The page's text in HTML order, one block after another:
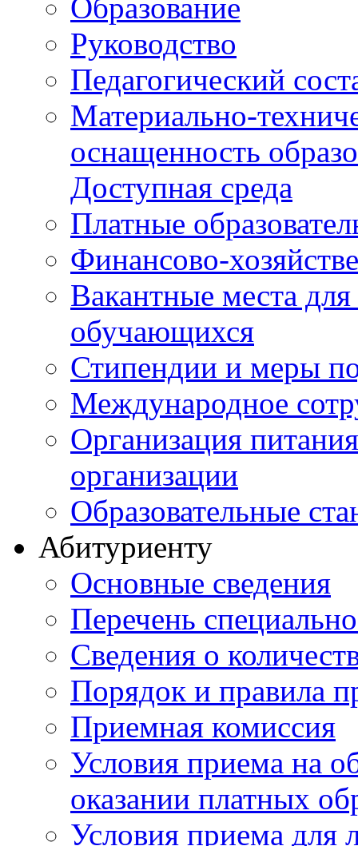
Образование
Руководство
Педагогический
Материально-
оснащенность
Доступная среда
Платные
Финансово-
Вакантные места
обучающихся
Стипендии и меры
Международное
Организация
организации
Образовательные
Абитуриенту
Основные сведения
Перечень
Cведения о
Порядок и правила
Приемная комиссия
Условия приема на
оказании платных
Условия приема для